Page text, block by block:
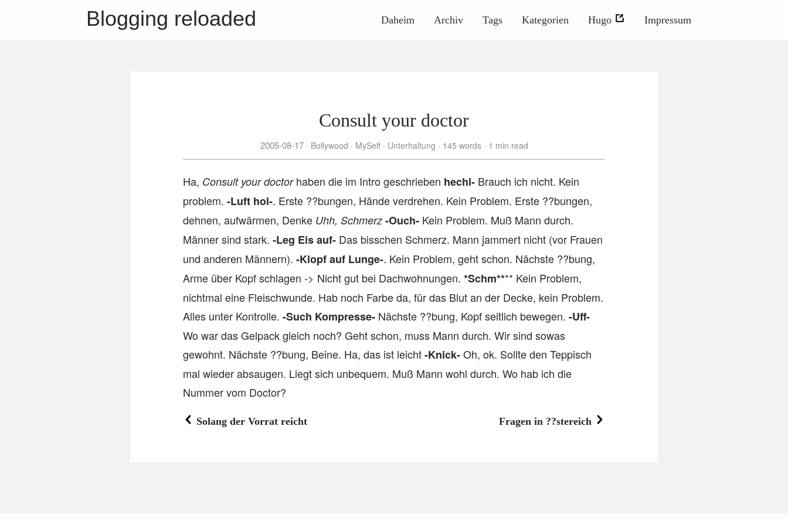
Blogging reloaded Daheim Archiv Tags Kategorien Hugo Impressum
Consult your doctor
2005-08-17 Bollywood MySelf Unterhaltung 145 words 1 min read
Ha, Consult your doctorhaben die im Intro geschrieben hechl- Brauch ich nicht. Kein
problem. -Luft hol-. Erste ??bungen, Hände verdrehen. Kein Problem. Erste ??bungen,
dehnen, aufwärmen, Denke Uhh, Schmerz -Ouch- Kein Problem. Muß Mann durch.
Männer sind stark. -Leg Eis auf- Das bisschen Schmerz. Mann jammert nicht (vor Frauen
und anderen Männern). -Klopf auf Lunge-. Kein Problem, geht schon. Nächste ??bung,
Arme über Kopf schlagen -> Nicht gut bei Dachwohnungen. *Schm**** Kein Problem,
nichtmal eine Fleischwunde. Hab noch Farbe da, für das Blut an der Decke, kein Problem.
Alles unter Kontrolle. -Such Kompresse- Nächste ??bung, Kopf seitlich bewegen. -Uff-
Wo war das Gelpack gleich noch? Geht schon, muss Mann durch. Wir sind sowas
gewohnt. Nächste ??bung, Beine. Ha, das ist leicht-Knick-Oh, ok. Sollte den Teppisch
mal wieder absaugen. Liegt sich unbequem. Muß Mann wohl durch. Wo hab ich die
Nummer vom Doctor?
Solang der Vorrat reicht Fragen in ??stereich